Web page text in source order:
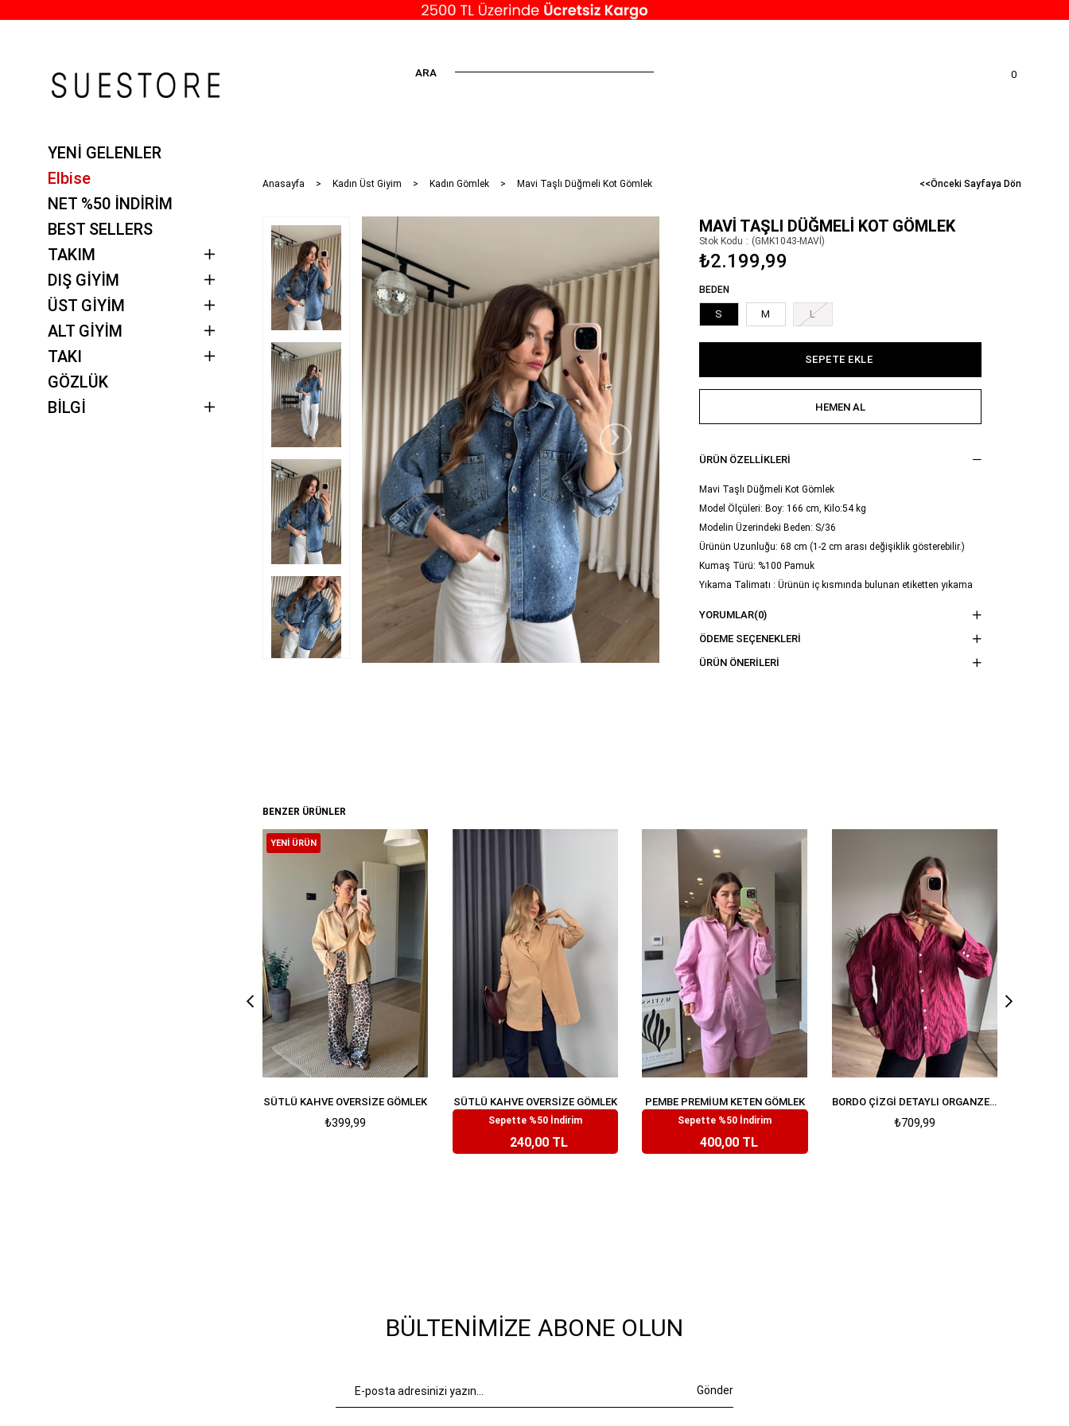
0
YENİ GELENLER
Elbise
NET %50 İNDİRİM
BEST SELLERS
TAKIM
DIŞ GİYİM
ÜST GİYİM
ALT GİYİM
TAKI
GÖZLÜK
BİLGİ
ARA
Anasayfa Kadın Üst Giyim Kadın Gömlek Mavi Taşlı Düğmeli Kot Gömlek <<Önceki Sayfaya Dön
›
MAVI TAŞLI DÜĞMELI KOT GÖMLEK
Stok Kodu (GMK1043-MAVİ)
₺2.199,99
BEDEN
S M L
ÜRÜN ÖZELLIKLERI
Mavi Taşlı Düğmeli Kot Gömlek
Model Ölçüleri: Boy: 166 cm, Kilo:54 kg
Modelin Üzerindeki Beden: S/36
Ürünün Uzunluğu: 68 cm (1-2 cm arası değişiklik gösterebilir.)
Kumaş Türü: %100 Pamuk
Yıkama Talimatı : Ürünün iç kısmında bulunan etiketten yıkama
YORUMLAR(0)
ÖDEME SEÇENEKLERI
ÜRÜN ÖNERILERI
BENZER ÜRÜNLER
SÜTLÜ KAHVE OVERSIZE GÖMLEK
₺399,99
YENI ÜRÜN
SÜTLÜ KAHVE OVERSIZE GÖMLEK
₺479,99
Sepette %50 İndirim
240,00 TL
PEMBE PREMIUM KETEN GÖMLEK
₺799,99
Sepette %50 İndirim
400,00 TL
BORDO ÇIZGI DETAYLI ORGANZE OVERSIZE PREMIUM GÖMLEK
₺709,99
BÜLTENIMIZE ABONE OLUN
Gönder